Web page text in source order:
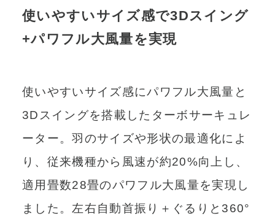
使いやすいサイズ感で3Dスイング
+パワフル大風量を実現
使いやすいサイズ感にパワフル大風量と
3Dスイングを搭載したターボサーキュレ
ーター。羽のサイズや形状の最適化によ
り、従来機種から風速が約20%向上し、
適用畳数28畳のパワフル大風量を実現し
ました。左右自動首振り＋ぐるりと360°